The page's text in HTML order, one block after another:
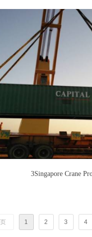
3Singapore Crane
1 2 3 4